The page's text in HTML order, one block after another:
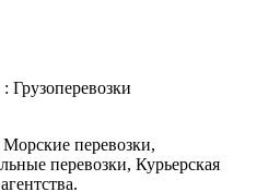
Грузоперевозки
перевозки,
перевозки, Курьерская